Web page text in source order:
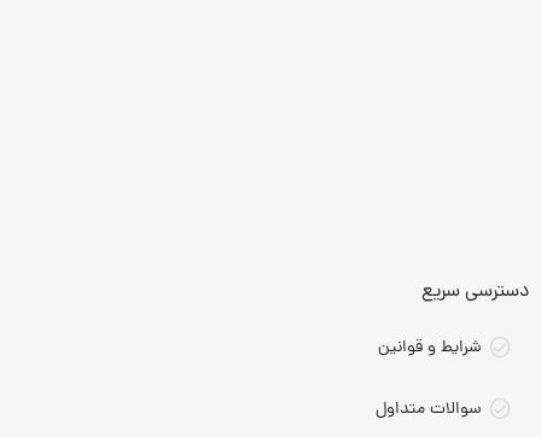
دسترسی سریع
شرایط و قوانین
سوالات متداول